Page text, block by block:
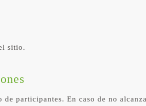
sitio.
participantes. En caso de no